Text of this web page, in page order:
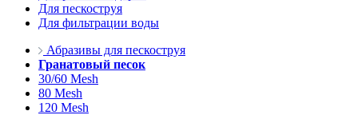
Для пескоструя
Для фильтрации воды
Абразивы для пескоструя
Гранатовый песок
30/60 Mesh
80 Mesh
120 Mesh